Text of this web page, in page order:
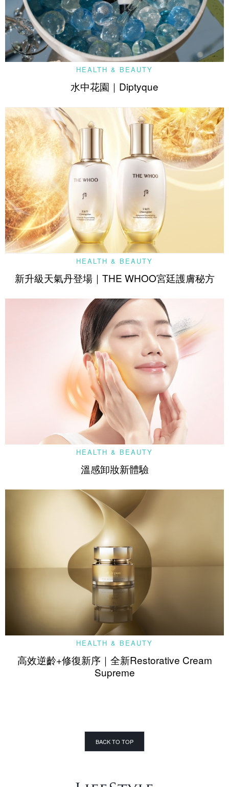
HEALTH & BEAUTY
水中花園｜Diptyque
HEALTH & BEAUTY
新升級天氣丹登場｜THE WHOO宮廷護膚秘方
HEALTH & BEAUTY
溫感卸妝新體驗
HEALTH & BEAUTY
高效逆齡+修復新序｜全新Restorative Cream
Supreme
BACK TO TOP